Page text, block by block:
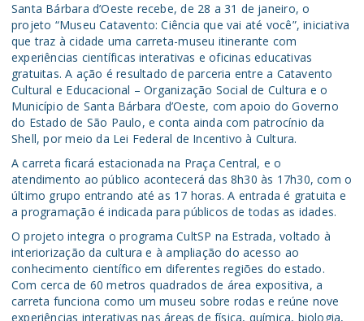
Santa Bárbara d’Oeste recebe, de 28 a 31 de janeiro, o
projeto “Museu Catavento: Ciência que vai até você”, iniciativa
que traz à cidade uma carreta-museu itinerante com
experiências científicas interativas e oficinas educativas
gratuitas. A ação é resultado de parceria entre a Catavento
Cultural e Educacional – Organização Social de Cultura e o
Município de Santa Bárbara d’Oeste, com apoio do Governo
do Estado de São Paulo, e conta ainda com patrocínio da
Shell, por meio da Lei Federal de Incentivo à Cultura.
A carreta ficará estacionada na Praça Central, e o
atendimento ao público acontecerá das 8h30 às 17h30, com o
último grupo entrando até as 17 horas. A entrada é gratuita e
a programação é indicada para públicos de todas as idades.
O projeto integra o programa CultSP na Estrada, voltado à
interiorização da cultura e à ampliação do acesso ao
conhecimento científico em diferentes regiões do estado.
Com cerca de 60 metros quadrados de área expositiva, a
carreta funciona como um museu sobre rodas e reúne nove
experiências interativas nas áreas de física, química, biologia,